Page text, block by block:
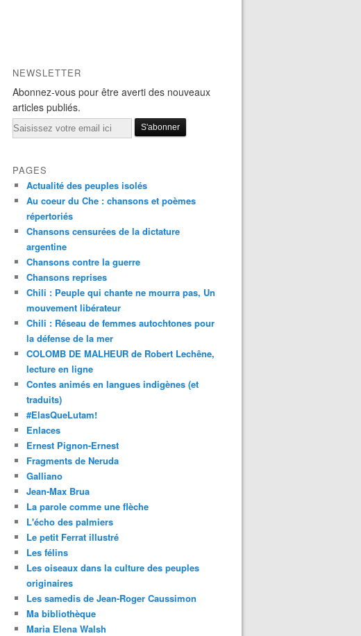
NEWSLETTER
Abonnez-vous pour être averti des nouveaux
articles publiés.
Email
PAGES
Actualité des peuples isolés
Au coeur du Che : chansons et poèmes
répertoriés
Chansons censurées de la dictature
argentine
Chansons contre la guerre
Chansons reprises
Chili : Peuple qui chante ne mourra pas, Un
mouvement libérateur
Chili : Réseau de femmes autochtones pour
la défense de la mer
COLOMB DE MALHEUR de Robert Lechêne,
lecture en ligne
Contes animés en langues indigènes (et
traduits)
#ElasQueLutam!
Enlaces
Ernest Pignon-Ernest
Fragments de Neruda
Galliano
Jean-Max Brua
La parole comme une flèche
L'écho des palmiers
Le petit Ferrat illustré
Les félins
Les oiseaux dans la culture des peuples
originaires
Les samedis de Jean-Roger Caussimon
Ma bibliothèque
Maria Elena Walsh